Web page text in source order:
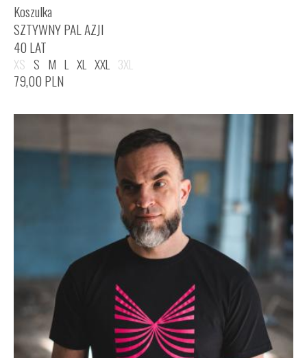
Koszulka
SZTYWNY PAL AZJI
40 LAT
XS S M L XL XXL 3XL
79,00 PLN